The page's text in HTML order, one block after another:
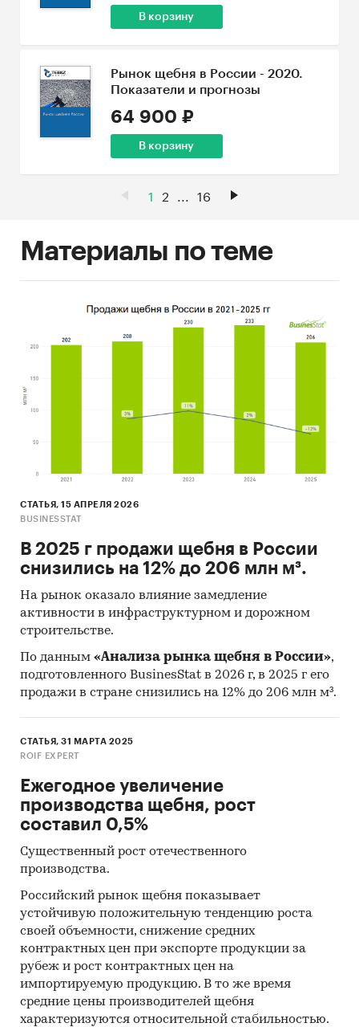
В корзину
Рынок щебня в России - 2020.
Показатели и прогнозы
64 900 ₽
В корзину
1 2 ... 16
Материалы по теме
СТАТЬЯ, 15 АПРЕЛЯ 2026
BUSINESSTAT
В 2025 г продажи щебня в России
снизились на 12% до 206 млн м³.
На рынок оказало влияние замедление
активности в инфраструктурном и дорожном
строительстве.
По данным «Анализа рынка щебня в России»,
подготовленного BusinesStat в 2026 г, в 2025 г его
продажи в стране снизились на 12% до 206 млн м³.
СТАТЬЯ, 31 МАРТА 2025
ROIF EXPERT
Ежегодное увеличение
производства щебня, рост
составил 0,5%
Существенный рост отечественного
производства.
Российский рынок щебня показывает
устойчивую положительную тенденцию роста
своей объемности, снижение средних
контрактных цен при экспорте продукции за
рубеж и рост контрактных цен на
импортируемую продукцию. В то же время
средние цены производителей щебня
характеризуются относительной стабильностью.